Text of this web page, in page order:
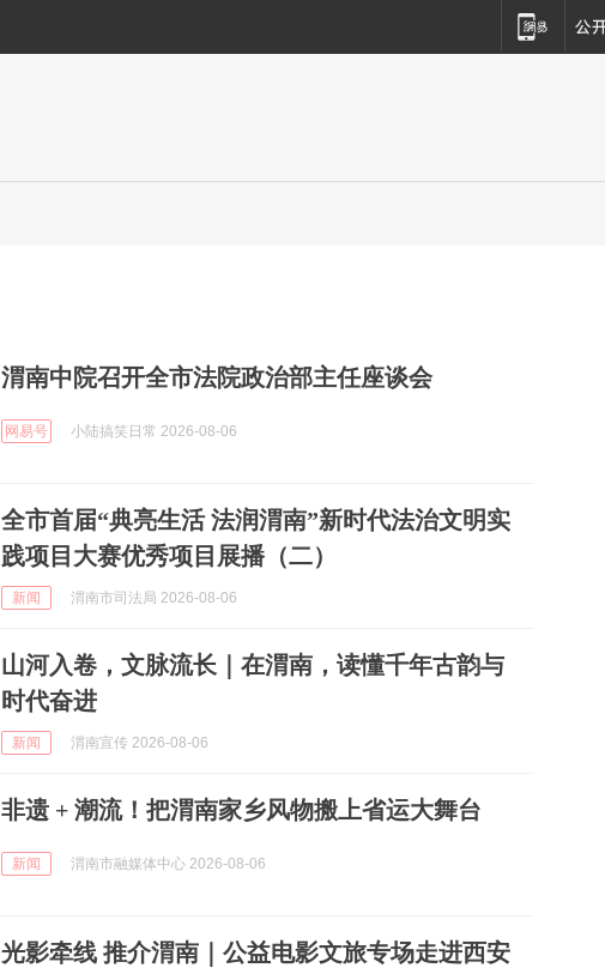
渭南中院召开全市法院政治部主任座谈会
网易号 小陆搞笑日常 2026-08-06
全市首届“典亮生活 法润渭南”新时代法治文明实
践项目大赛优秀项目展播（二）
新闻 渭南市司法局 2026-08-06
山河入卷，文脉流长｜在渭南，读懂千年古韵与
时代奋进
新闻 渭南宣传 2026-08-06
非遗 + 潮流！把渭南家乡风物搬上省运大舞台
新闻 渭南市融媒体中心 2026-08-06
光影牵线 推介渭南｜公益电影文旅专场走进西安